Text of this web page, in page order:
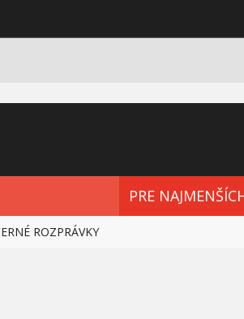
PRE
ROZPRÁVKY